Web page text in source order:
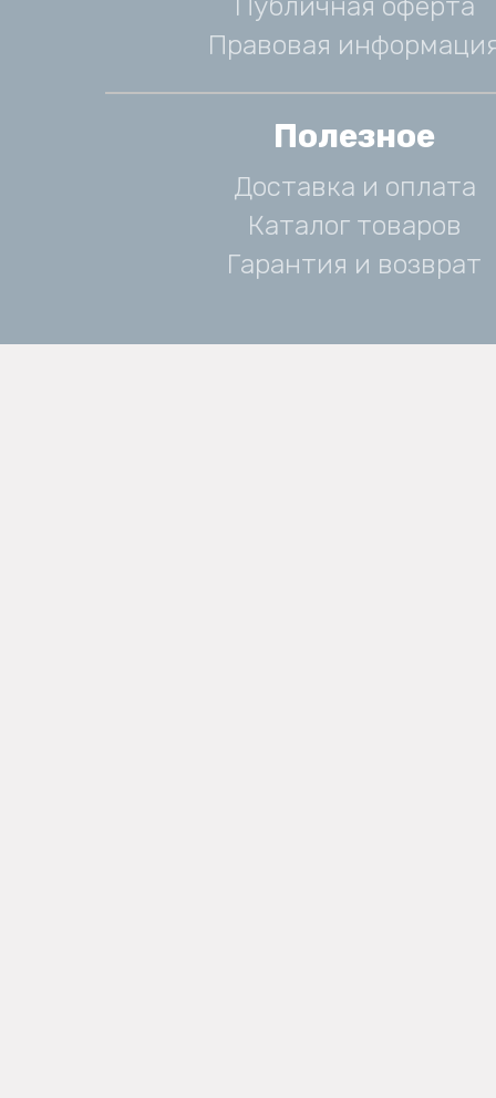
Правовая
Полезное
Доставка и оплата
Каталог товаров
Гарантия и возврат